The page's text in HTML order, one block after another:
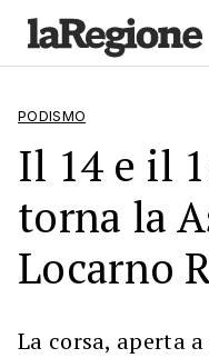
PODISMO
Il 14 e il
torna la
Locarno
La corsa, aperta